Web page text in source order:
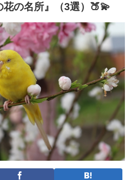
の名所』（3選）🍑💫